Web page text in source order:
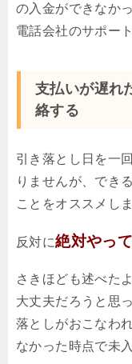
の入金ができなか
電話会社のサポー
支払いが遅れ
絡する
引き落とし日を一
りませんが、でき
ことをオススメしま
反対に絶対やっ
さきほども述べた
大丈夫だろうと思
落としがおこなわ
なかった時点で未